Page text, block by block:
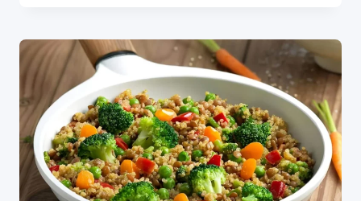
MODERNA:
CÓMO
ABBA
TRANSFORMA
COCINAS
RURALES
EN
ESPACIOS
AUTÉNTICOS
Y